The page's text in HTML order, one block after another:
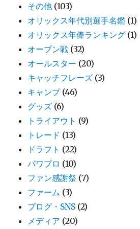
その他 (103)
オリックス年代別選手名鑑 (1)
オリックス年俸ランキング (1)
オープン戦 (32)
オールスター (20)
キャッチフレーズ (3)
キャンプ(46)
グッズ (6)
トライアウト (9)
トレード (13)
ドラフト (22)
パワプロ (10)
ファン感謝祭 (7)
ファーム (3)
ブログ・SNS (2)
メディア (20)